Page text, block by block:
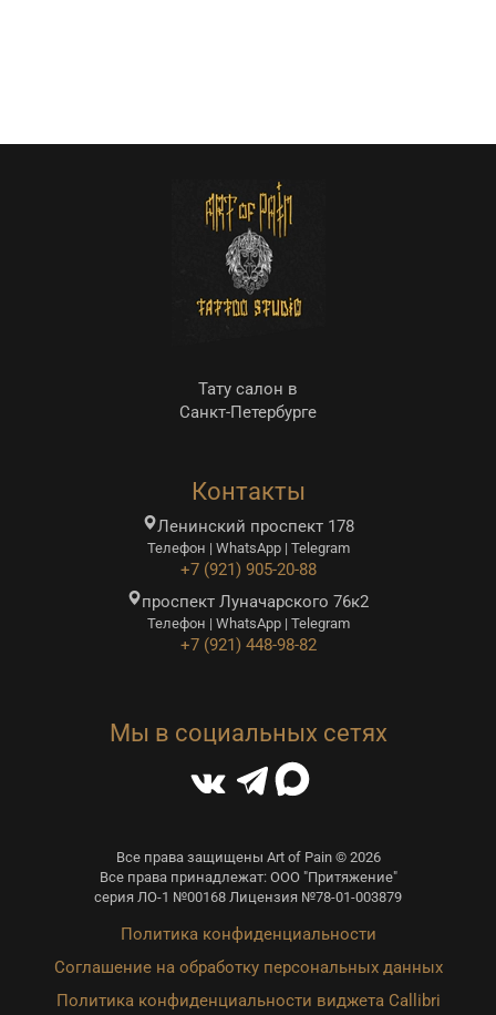
Тату салон в
Санкт-Петербурге
Контакты
Ленинский проспект 178
Телефон | WhatsApp | Telegram
+7 (921) 905-20-88
проспект Луначарского 76к2
Телефон | WhatsApp | Telegram
+7 (921) 448-98-82
Мы в социальных сетях
Все права защищены Art of Pain © 2026
Все права принадлежат: ООО "Притяжение"
серия ЛО-1 №00168 Лицензия №78-01-003879
Политика конфиденциальности
Соглашение на обработку персональных данных
Политика конфиденциальности виджета Callibri